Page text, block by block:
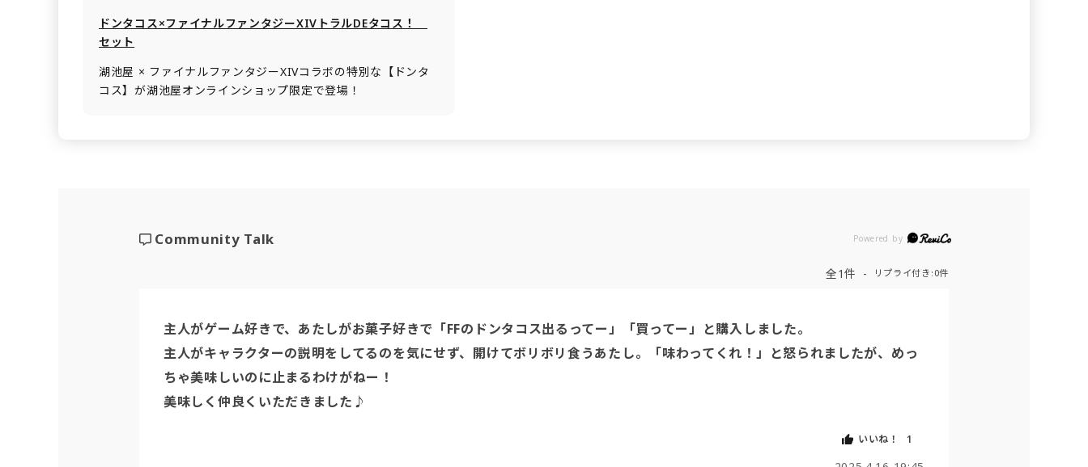
ドンタコス×ファイナルファンタジーXIVトラルDEタコス！
セット
湖池屋 × ファイナルファンタジーXIVコラボの特別な【ドンタ
コス】が湖池屋オンラインショップ限定で登場！
Powered by
Community Talk
全1件 リプライ付き:0件
主人がゲーム好きで、あたしがお菓子好きで「FFのドンタコス出るってー」「買ってー」と購入しました。
主人がキャラクターの説明をしてるのを気にせず、開けてボリボリ食うあたし。「味わってくれ！」と怒られましたが、めっ
ちゃ美味しいのに止まるわけがねー！
美味しく仲良くいただきました♪
いいね！ 1